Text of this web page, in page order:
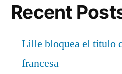
Recent
Lille bloquea el título
francesa